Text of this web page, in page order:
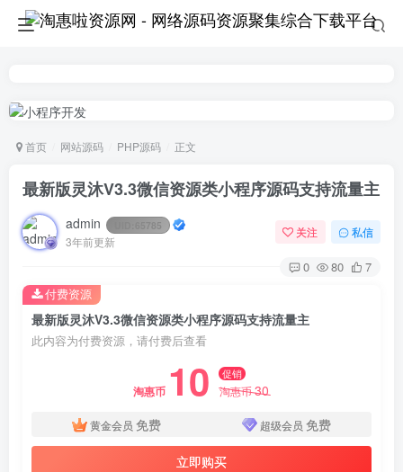
首页 网站源码 PHP源码 正文
最新版灵沐V3.3微信资源类小程序源码支持流量主
admin 65785
3年前更新
关注 私信
0 80 7
最新版灵沐V3.3微信资源类小程序源码支持流量主
此内容为付费资源，请付费后查看
淘惠币 10 促销
淘惠币30
黄金会员 免费 超级会员 免费
立即购买
付费资源